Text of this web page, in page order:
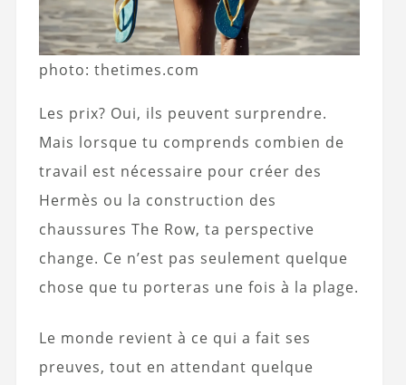
photo: thetimes.com
Les prix? Oui, ils peuvent surprendre.
Mais lorsque tu comprends combien de
travail est nécessaire pour créer des
Hermès ou la construction des
chaussures The Row, ta perspective
change. Ce n’est pas seulement quelque
chose que tu porteras une fois à la plage.
Le monde revient à ce qui a fait ses
preuves, tout en attendant quelque